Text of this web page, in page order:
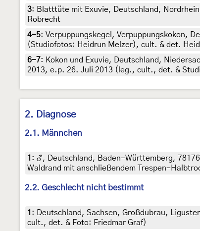
3: Blatttüte mit Exuvie, Deutschland,
Robrecht
4-5: Verpuppungskegel, Verpuppungskokon,
(Studiofotos: Heidrun Melzer), cult. & det.
6-7: Kokon und Exuvie, Deutschland,
2013, e.p. 26. Juli 2013 (leg., cult., det. &
2. Diagnose
2.1. Männchen
1 : ♂, Deutschland, Baden-Württemberg,
Waldrand mit anschließendem Trespen-
2.2. Geschlecht nicht bestimmt
1 : Deutschland, Sachsen, Großdubrau,
cult., det. & Foto: Friedmar Graf)